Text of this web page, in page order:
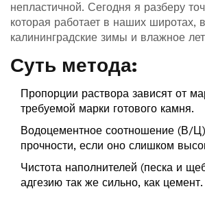
непластичной. Сегодня я разберу
которая работает в наших широтах,
калининградские зимы и влажное
Суть метода:
Пропорции раствора зависят от
требуемой марки готового камня.
Водоцементное соотношение (В/
прочности, если оно слишком
Чистота наполнителей (песка и
адгезию так же сильно, как цемент.